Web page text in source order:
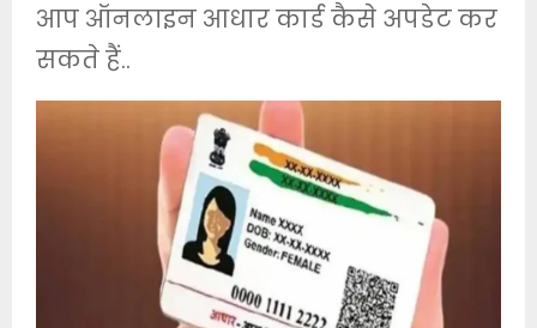
आप ऑनलाइन आधार कार्ड कैसे अपडेट कर
सकते हैं..